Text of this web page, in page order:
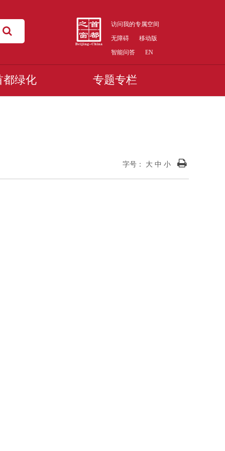
访问我的专属空间
无障碍
移动版
智能问答
EN
都绿化 专题专栏
字号： 大 中 小